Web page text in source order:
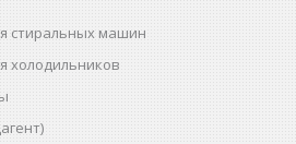
стиральных машин
холодильников